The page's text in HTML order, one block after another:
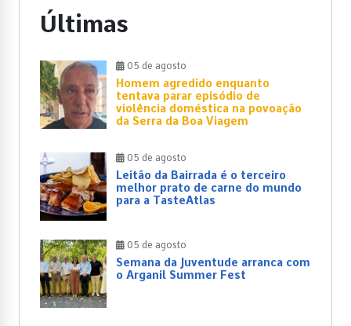
Últimas
05 de agosto
Homem agredido enquanto
tentava parar episódio de
violência doméstica na povoação
da Serra da Boa Viagem
05 de agosto
Leitão da Bairrada é o terceiro
melhor prato de carne do mundo
para a TasteAtlas
05 de agosto
Semana da Juventude arranca com
o Arganil Summer Fest